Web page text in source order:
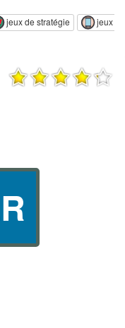
jeux de stratégie jeux